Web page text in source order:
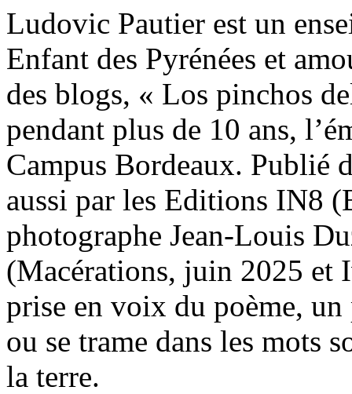
Ludovic Pautier est un
Enfant des Pyrénées et
des blogs, « Los pinchos
pendant plus de 10 ans,
Campus Bordeaux. Publié
aussi par les Editions IN8
photographe Jean-Louis
(Macérations, juin 2025
prise en voix du poème,
ou se trame dans les mots
la terre.